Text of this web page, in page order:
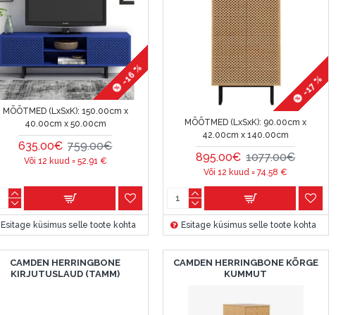
-16 %
MÕÕTMED (LxSxK): 150.00cm x
40.00cm x 50.00cm
635.00€ 759.00€
Või 12 kuud = 52.91 €
Esitage küsimus selle toote kohta
-17 %
MÕÕTMED (LxSxK): 90.00cm x
42.00cm x 140.00cm
895.00€ 1077.00€
Või 12 kuud =74.58 €
Esitage küsimus selle toote kohta
CAMDEN HERRINGBONE
KIRJUTUSLAUD (TAMM)
CAMDEN HERRINGBONE KÕRGE
KUMMUT